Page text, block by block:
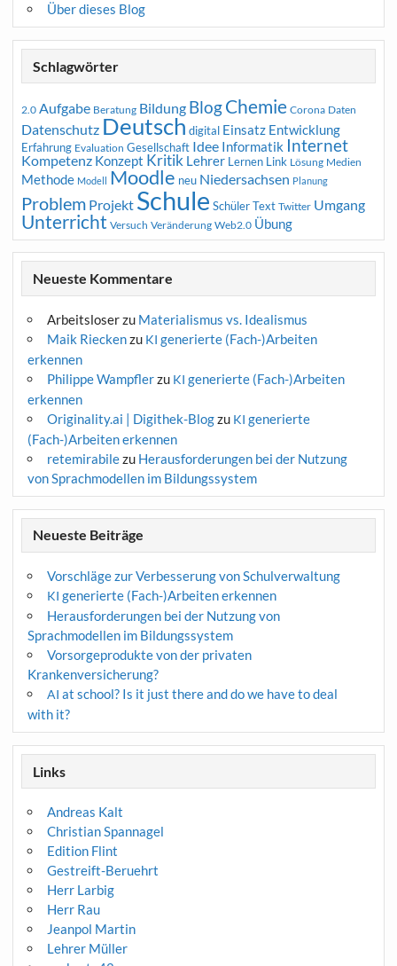
Über dieses Blog
Schlagwörter
2.0 Aufgabe Beratung Bildung BlogChemie Corona Daten
Datenschutz Deutsch digital Einsatz Entwicklung
Erfahrung Evaluation Gesellschaft Idee Informatik Internet
Kompetenz Konzept Kritik Lehrer Lernen Link Lösung Medien
Methode Modell Moodle neu Niedersachsen Planung
Problem Projekt Schule Schüler Text Twitter Umgang
Unterricht Versuch Veränderung Web2.0 Übung
Neueste Kommentare
Arbeitsloserzu Materialismus vs. Idealismus
Maik Rieckenzu KI generierte (Fach-)Arbeiten
erkennen
Philippe Wampflerzu KI generierte (Fach-)Arbeiten
erkennen
Originality.ai | Digithek-Blogzu KI generierte
(Fach-)Arbeiten erkennen
retemirabilezu Herausforderungen bei der Nutzung
von Sprachmodellen im Bildungssystem
Neueste Beiträge
Vorschläge zur Verbesserung von Schulverwaltung
KI generierte (Fach-)Arbeiten erkennen
Herausforderungen bei der Nutzung von
Sprachmodellen im Bildungssystem
Vorsorgeprodukte von der privaten
Krankenversicherung?
AI at school? Is it just there and do we have to deal
with it?
Links
Andreas Kalt
Christian Spannagel
Edition Flint
Gestreift-Beruehrt
Herr Larbig
Herr Rau
Jeanpol Martin
Lehrer Müller